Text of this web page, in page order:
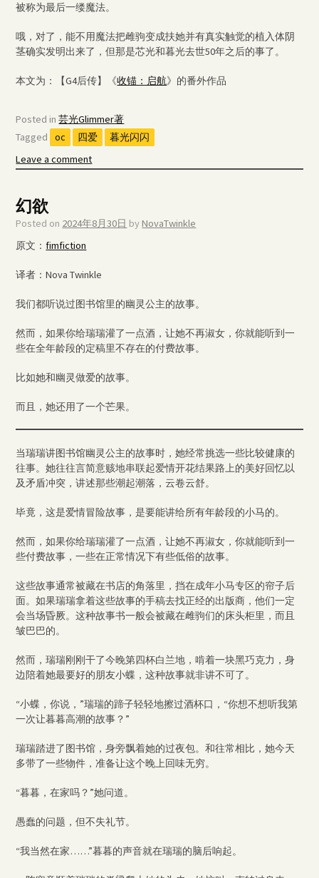
被称为最后一缕魔法。
哦，对了，能不用魔法把雌驹变成扶她并有真实触觉的植入体阴
茎确实发明出来了，但那是芯光和暮光去世50年之后的事了。
本文为：【G4后传】《收锚：启航》的番外作品
Posted in芸光Glimmer著
Tagged
oc 四爱
暮光闪闪
Leave a comment
幻欲
Posted on 2024年8月30日 byNovaTwinkle
原文：fimfiction
译者：Nova Twinkle
我们都听说过图书馆里的幽灵公主的故事。
然而，如果你给瑞瑞灌了一点酒，让她不再淑女，你就能听到一
些在全年龄段的定稿里不存在的付费故事。
比如她和幽灵做爱的故事。
而且，她还用了一个芒果。
当瑞瑞讲图书馆幽灵公主的故事时，她经常挑选一些比较健康的
往事。她往往言简意赅地串联起爱情开花结果路上的美好回忆以
及矛盾冲突，讲述那些潮起潮落，云卷云舒。
毕竟，这是爱情冒险故事，是要能讲给所有年龄段的小马的。
然而，如果你给瑞瑞灌了一点酒，让她不再淑女，你就能听到一
些付费故事，一些在正常情况下有些低俗的故事。
这些故事通常被藏在书店的角落里，挡在成年小马专区的帘子后
面。如果瑞瑞拿着这些故事的手稿去找正经的出版商，他们一定
会当场昏厥。这种故事书一般会被藏在雌驹们的床头柜里，而且
皱巴巴的。
然而，瑞瑞刚刚干了今晚第四杯白兰地，啃着一块黑巧克力，身
边陪着她最要好的朋友小蝶，这种故事就非讲不可了。
“小蝶，你说，”瑞瑞的蹄子轻轻地擦过酒杯口，“你想不想听我第
一次让暮暮高潮的故事？”
瑞瑞踏进了图书馆，身旁飘着她的过夜包。和往常相比，她今天
多带了一些物件，准备让这个晚上回味无穷。
“暮暮，在家吗？”她问道。
愚蠢的问题，但不失礼节。
“我当然在家……”暮暮的声音就在瑞瑞的脑后响起。